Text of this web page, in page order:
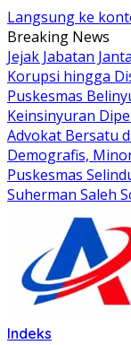
Langsung ke
Breaking News
Jejak Jabatan
Korupsi hingga
Puskesmas
Keinsinyuran
Advokat Bersatu
Demografis,
Puskesmas
Suherman Saleh
Indeks